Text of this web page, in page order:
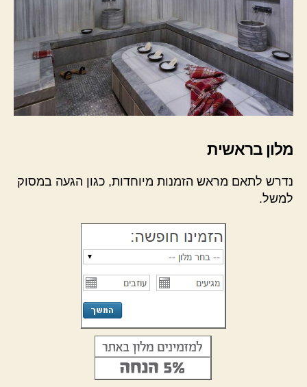
מלון בראשית
נדרש לתאם מראש הזמנות מיוחדות, כגון הגעה במסוק
למשל.